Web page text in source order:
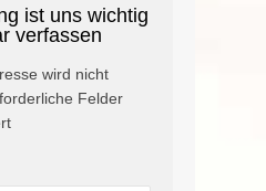
ist uns wichtig
verfassen
wird nicht
Felder